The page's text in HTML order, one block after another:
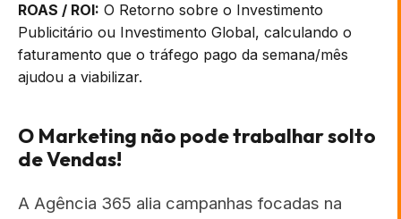
ROAS / ROI: O Retorno sobre o Investimento
Publicitário ou Investimento Global, calculando o
faturamento que o tráfego pago da semana/mês
ajudou a viabilizar.
O Marketing não pode trabalhar solto
de Vendas!
A Agência 365 alia campanhas focadas na